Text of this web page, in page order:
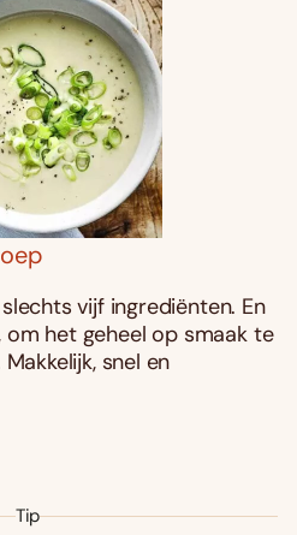
vijf ingrediënten. En
het geheel op smaak te
Makkelijk, snel en
Tip